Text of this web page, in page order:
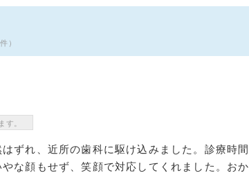
）
す。
ずれ、近所の歯科に駆け込みました。診療時間
な顔もせず、笑顔で対応してくれました。おか